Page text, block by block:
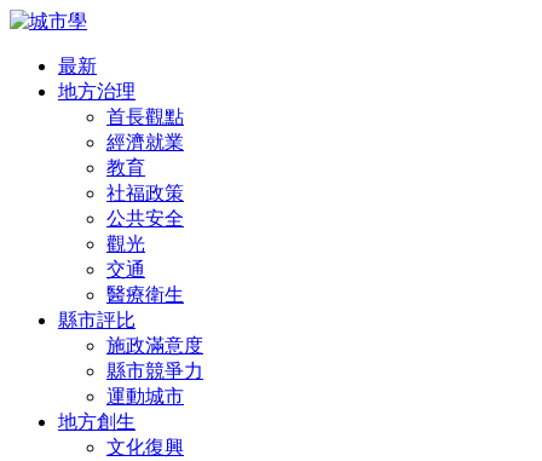
最新
地方治理
首長觀點
經濟就業
教育
社福政策
公共安全
觀光
交通
醫療衛生
縣市評比
施政滿意度
縣市競爭力
運動城市
地方創生
文化復興